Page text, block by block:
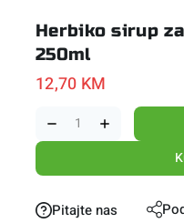
Herbiko sirup
250ml
12,70 KM
Pitajte nas